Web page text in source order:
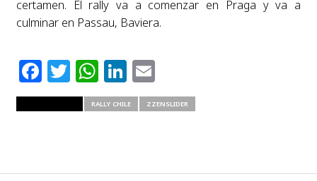
certamen. El rally va a comenzar en Praga y va a
culminar en Passau, Baviera.
Facebook
Twitter
WhatsApp
LinkedIn
Email
RALLY CHILE ZZENSLIDER